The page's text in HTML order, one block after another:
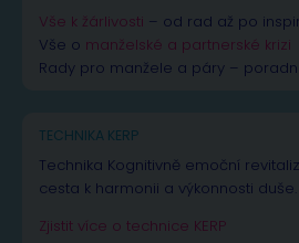
Vše k žárlivosti – od rad až po
Vše o manželské a partnerské krizi
Rady pro manžele a páry –
TECHNIKA KERP
Technika Kognitivně emoční
cesta k harmonii a výkonnosti duše.
Zjistit více o technice KERP